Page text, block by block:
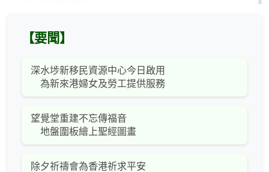
【要聞】
深水埗新移民資源中心今日啟用
為新來港婦女及勞工提供服務
望覺堂重建不忘傳福音
地盤圍板繪上聖經圖畫
除夕祈禱會為香港祈求平安